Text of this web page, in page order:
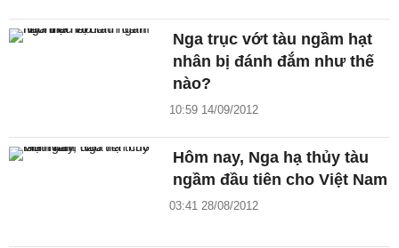
Nga trục vớt tàu ngầm hạt
nhân bị đánh đắm như thế
nào?
10:59 14/09/2012
Hôm nay, Nga hạ thủy tàu
ngầm đầu tiên cho Việt Nam
03:41 28/08/2012